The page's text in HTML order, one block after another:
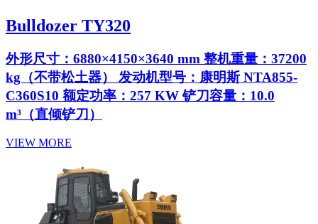
Bulldozer TY320
外形尺寸：6880×4150×3640 mm 整机重量：37200
kg（不带松土器） 发动机型号：康明斯 NTA855-
C360S10 额定功率：257 KW 铲刀容量：10.0
m³（直倾铲刀）
VIEW MORE